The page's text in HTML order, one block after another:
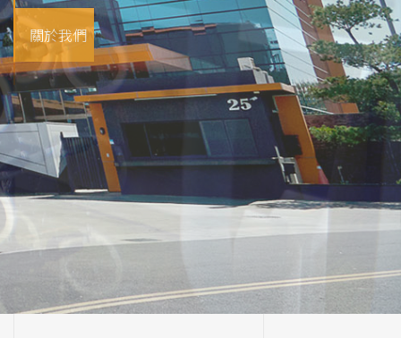
關於我們
聯絡煜林